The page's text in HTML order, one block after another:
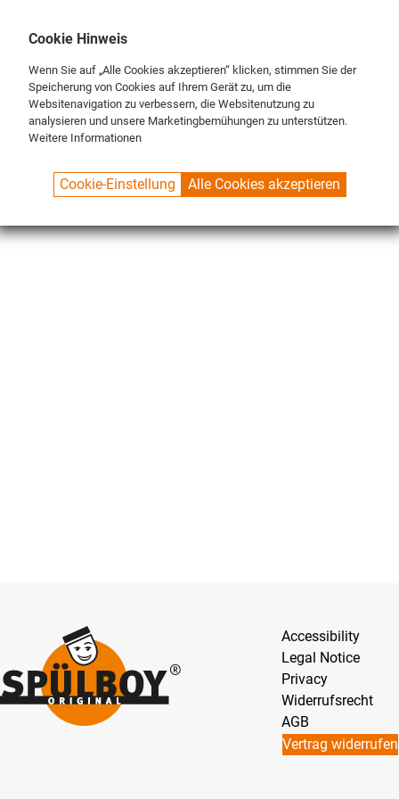
SPUELBOY.DE SHOP
Accessibility
Legal Notice
Privacy
Widerrufsrecht
AGB
Vertrag widerrufen
Cookie Hinweis
Wenn Sie auf „Alle Cookies akzeptieren“ klicken, stimmen Sie der
Speicherung von Cookies auf Ihrem Gerät zu, um die
Websitenavigation zu verbessern, die Websitenutzung zu
analysieren und unsere Marketingbemühungen zu unterstützen.
Weitere Informationen
Cookie-Einstellung Alle Cookies akzeptieren